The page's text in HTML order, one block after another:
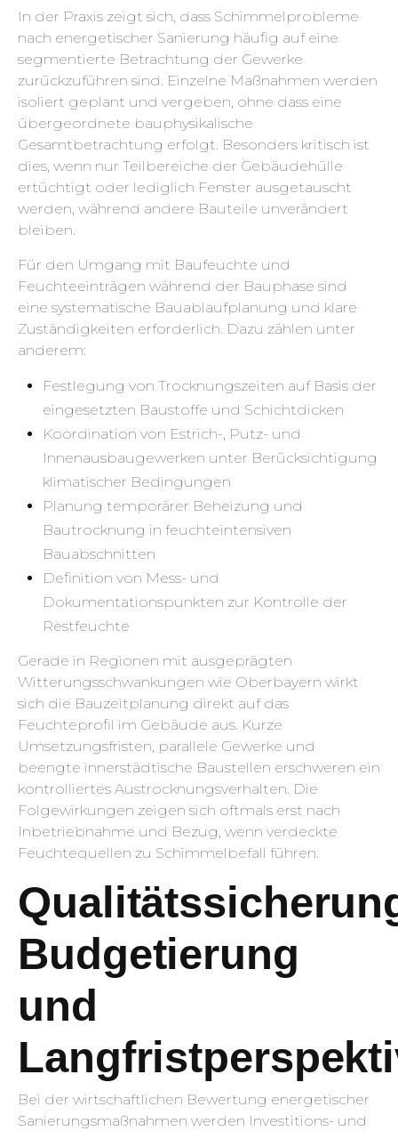
In der Praxis zeigt sich, dass Schimmelprobleme
nach energetischer Sanierung häufig auf eine
segmentierte Betrachtung der Gewerke
zurückzuführen sind. Einzelne Maßnahmen werden
isoliert geplant und vergeben, ohne dass eine
übergeordnete bauphysikalische
Gesamtbetrachtung erfolgt. Besonders kritisch ist
dies, wenn nur Teilbereiche der Gebäudehülle
ertüchtigt oder lediglich Fenster ausgetauscht
werden, während andere Bauteile unverändert
bleiben.
Für den Umgang mit Baufeuchte und
Feuchteeinträgen während der Bauphase sind
eine systematische Bauablaufplanung und klare
Zuständigkeiten erforderlich. Dazu zählen unter
anderem:
Festlegung von Trocknungszeiten auf Basis der
eingesetzten Baustoffe und Schichtdicken
Koordination von Estrich-, Putz- und
Innenausbaugewerken unter Berücksichtigung
klimatischer Bedingungen
Planung temporärer Beheizung und
Bautrocknung in feuchteintensiven
Bauabschnitten
Definition von Mess- und
Dokumentationspunkten zur Kontrolle der
Restfeuchte
Gerade in Regionen mit ausgeprägten
Witterungsschwankungen wie Oberbayern wirkt
sich die Bauzeitplanung direkt auf das
Feuchteprofil im Gebäude aus. Kurze
Umsetzungsfristen, parallele Gewerke und
beengte innerstädtische Baustellen erschweren ein
kontrolliertes Austrocknungsverhalten. Die
Folgewirkungen zeigen sich oftmals erst nach
Inbetriebnahme und Bezug, wenn verdeckte
Feuchtequellen zu Schimmelbefall führen.
Budgetierung
und
Bei der wirtschaftlichen Bewertung energetischer
Sanierungsmaßnahmen werden Investitions- und